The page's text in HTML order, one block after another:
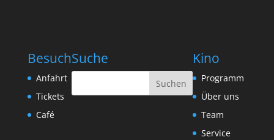
Besuch
Anfahrt
Tickets
Café
Suche Kino
Programm
Über uns
Team
Service